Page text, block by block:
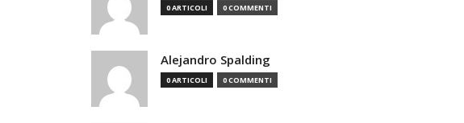
0 ARTICOLI 0 COMMENTI
Alejandro Spalding
0 ARTICOLI 0 COMMENTI